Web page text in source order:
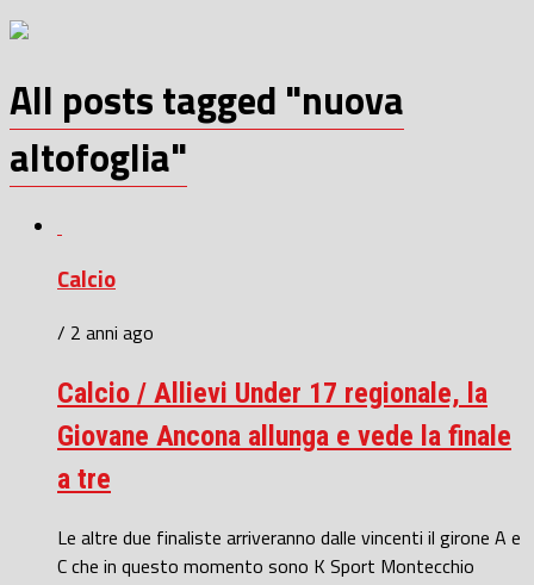
All posts tagged "nuova
altofoglia"
Calcio
/ 2 anni ago
Calcio / Allievi Under 17 regionale, la
Giovane Ancona allunga e vede la finale
a tre
Le altre due finaliste arriveranno dalle vincenti il girone A e
C che in questo momento sono K Sport Montecchio